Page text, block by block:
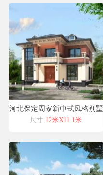
河北保定周家新中式风格别墅
自建房设计图纸喜天下建筑设
尺寸:12米X11.1米